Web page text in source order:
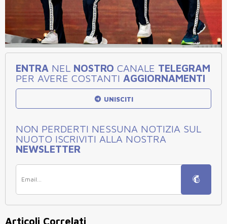
ENTRA NEL NOSTRO CANALE TELEGRAM
PER AVERE COSTANTI AGGIORNAMENTI
UNISCITI
NON PERDERTI NESSUNA NOTIZIA SUL
NUOTO ISCRIVITI ALLA NOSTRA
NEWSLETTER
Articoli Correlati